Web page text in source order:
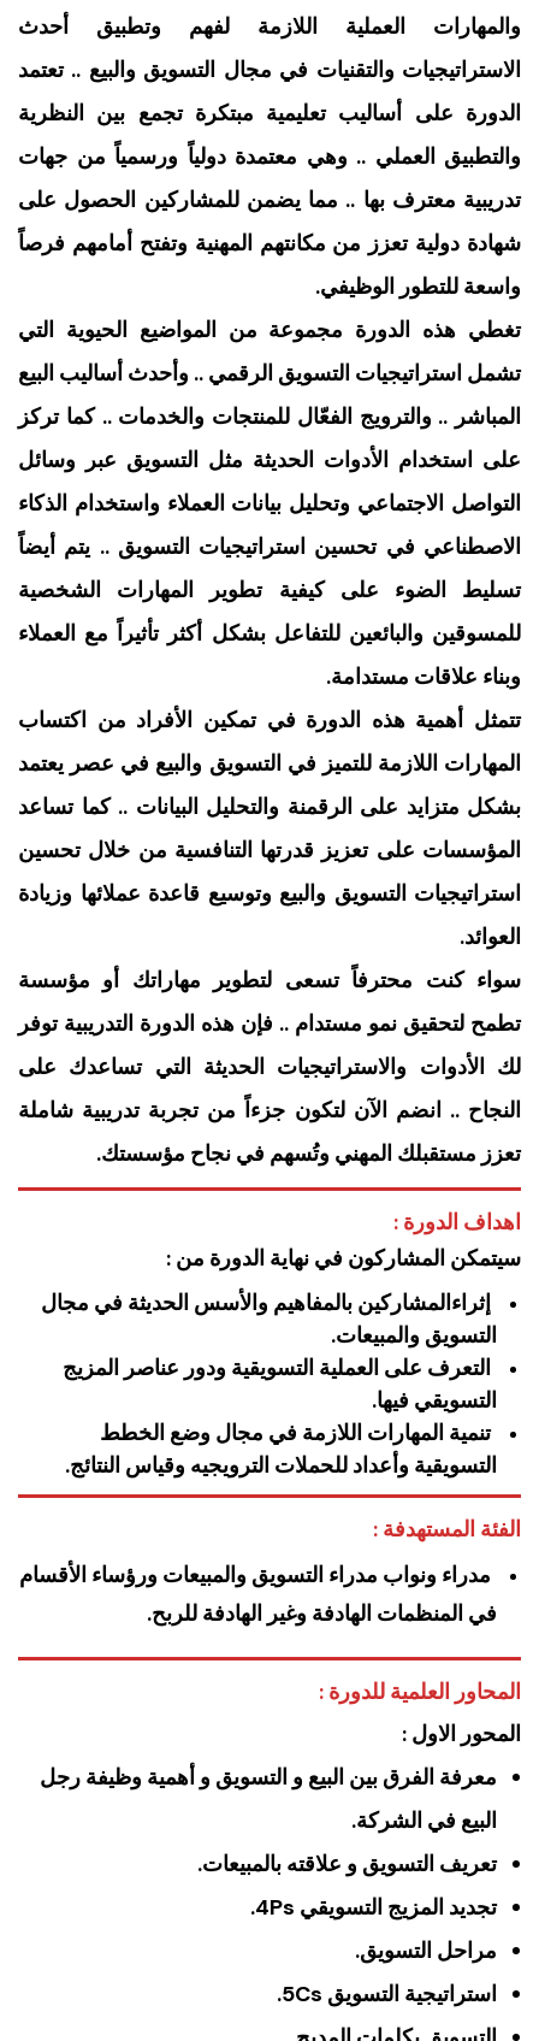
والمهارات العملية اللازمة لفهم وتطبيق أحدث
الاستراتيجيات والتقنيات في مجال التسويق والبيع .. تعتمد
الدورة على أساليب تعليمية مبتكرة تجمع بين النظرية
والتطبيق العملي .. وهي معتمدة دولياً ورسمياً من جهات
تدريبية معترف بها .. مما يضمن للمشاركين الحصول على
شهادة دولية تعزز من مكانتهم المهنية وتفتح أمامهم فرصاً
واسعة للتطور الوظيفي.
تغطي هذه الدورة مجموعة من المواضيع الحيوية التي
تشمل استراتيجيات التسويق الرقمي .. وأحدث أساليب البيع
المباشر .. والترويج الفعّال للمنتجات والخدمات .. كما تركز
على استخدام الأدوات الحديثة مثل التسويق عبر وسائل
التواصل الاجتماعي وتحليل بيانات العملاء واستخدام الذكاء
الاصطناعي في تحسين استراتيجيات التسويق .. يتم أيضاً
تسليط الضوء على كيفية تطوير المهارات الشخصية
للمسوقين والبائعين للتفاعل بشكل أكثر تأثيراً مع العملاء
وبناء علاقات مستدامة.
تتمثل أهمية هذه الدورة في تمكين الأفراد من اكتساب
المهارات اللازمة للتميز في التسويق والبيع في عصر يعتمد
بشكل متزايد على الرقمنة والتحليل البيانات .. كما تساعد
المؤسسات على تعزيز قدرتها التنافسية من خلال تحسين
استراتيجيات التسويق والبيع وتوسيع قاعدة عملائها وزيادة
العوائد.
سواء كنت محترفاً تسعى لتطوير مهاراتك أو مؤسسة
تطمح لتحقيق نمو مستدام .. فإن هذه الدورة التدريبية توفر
لك الأدوات والاستراتيجيات الحديثة التي تساعدك على
النجاح .. انضم الآن لتكون جزءاً من تجربة تدريبية شاملة
تعزز مستقبلك المهني وتُسهم في نجاح مؤسستك.
اهداف الدورة :
سيتمكن المشاركون في نهاية الدورة من :
إثراءالمشاركين بالمفاهيم والأسس الحديثة في مجال
التسويق والمبيعات.
التعرف على العملية التسويقية ودور عناصر المزيج
التسويقي فيها.
تنمية المهارات اللازمة في مجال وضع الخطط
التسويقية وأعداد للحملات الترويجيه وقياس النتائج.
الفئة المستهدفة :
مدراء ونواب مدراء التسويق والمبيعات ورؤساء الأقسام
في المنظمات الهادفة وغير الهادفة للربح.
المحاور العلمية للدورة :
المحور الاول :
معرفة الفرق بين البيع و التسويق و أهمية وظيفة رجل
البيع في الشركة.
تعريف التسويق و علاقته بالمبيعات.
تجديد المزيج التسويقي 4Ps.
مراحل التسويق.
استراتيجية التسويق 5Cs.